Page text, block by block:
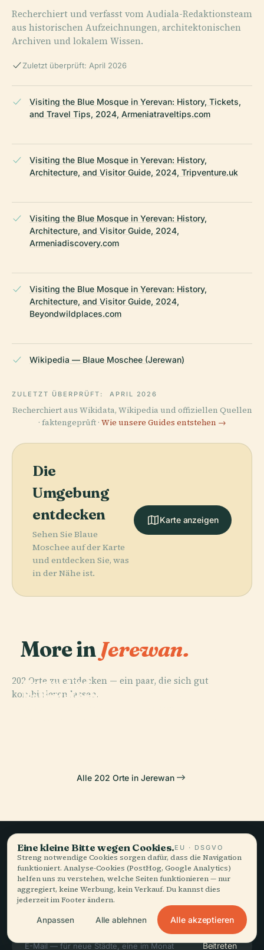
Recherchiert und verfasst vom Audiala-Redaktionsteam
aus historischen Aufzeichnungen, architektonischen
Archiven und lokalem Wissen.
Zuletzt überprüft: April 2026
Visiting the Blue Mosque in Yerevan: History, Tickets,
and Travel Tips, 2024, Armeniatraveltips.com
Visiting the Blue Mosque in Yerevan: History,
Architecture, and Visitor Guide, 2024, Tripventure.uk
Visiting the Blue Mosque in Yerevan: History,
Architecture, and Visitor Guide, 2024,
Armeniadiscovery.com
Visiting the Blue Mosque in Yerevan: History,
Architecture, and Visitor Guide, 2024,
Beyondwildplaces.com
Wikipedia — Blaue Moschee (Jerewan)
ZULETZT ÜBERPRÜFT: APRIL 2026
Recherchiert aus Wikidata, Wikipedia und offiziellen Quellen
· faktengeprüft · Wie unsere Guides entstehen →
Die
Umgebung
entdecken
Sehen Sie Blaue
Moschee auf der Karte
und entdecken Sie, was
in der Nähe ist.
Karte anzeigen
More in Jerewan.
202 Orte zu entdecken — ein paar, die sich gut
kombinieren lassen.
PLACE
Nationalgalerie
PLACE
Opern- Und
Ballett-Theater
Alle 202 Orte in Jerewan
Langsames Reisen,
gut erzählt.
BLEIBEN SIE AUF DEM LAUFENDEN
Beitreten
Eine kleine Bitte wegen Cookies.EU · DSGVO
Streng notwendige Cookies sorgen dafür, dass die Navigation
funktioniert. Analyse-Cookies (PostHog, Google Analytics)
helfen uns zu verstehen, welche Seiten funktionieren — nur
aggregiert, keine Werbung, kein Verkauf. Du kannst dies
jederzeit im Footer ändern.
Anpassen Alle ablehnen Alle akzeptieren